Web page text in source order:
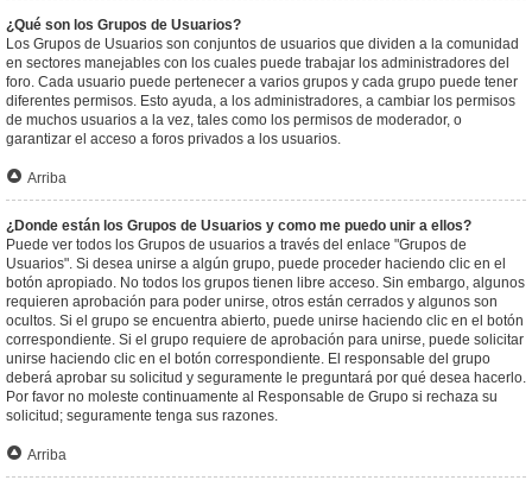
¿Qué son los Grupos de Usuarios?
Los Grupos de Usuarios son conjuntos de usuarios que dividen a la comunidad
en sectores manejables con los cuales puede trabajar los administradores del
foro. Cada usuario puede pertenecer a varios grupos y cada grupo puede tener
diferentes permisos. Esto ayuda, a los administradores, a cambiar los permisos
de muchos usuarios a la vez, tales como los permisos de moderador, o
garantizar el acceso a foros privados a los usuarios.
Arriba
¿Donde están los Grupos de Usuarios y como me puedo unir a ellos?
Puede ver todos los Grupos de usuarios a través del enlace "Grupos de
Usuarios". Si desea unirse a algún grupo, puede proceder haciendo clic en el
botón apropiado. No todos los grupos tienen libre acceso. Sin embargo, algunos
requieren aprobación para poder unirse, otros están cerrados y algunos son
ocultos. Si el grupo se encuentra abierto, puede unirse haciendo clic en el botón
correspondiente. Si el grupo requiere de aprobación para unirse, puede solicitar
unirse haciendo clic en el botón correspondiente. El responsable del grupo
deberá aprobar su solicitud y seguramente le preguntará por qué desea hacerlo.
Por favor no moleste continuamente al Responsable de Grupo si rechaza su
solicitud; seguramente tenga sus razones.
Arriba